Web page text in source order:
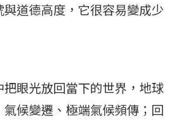
道德高度，它很容易變成少
眼光放回當下的世界，地球
候變遷、極端氣候頻傳；回